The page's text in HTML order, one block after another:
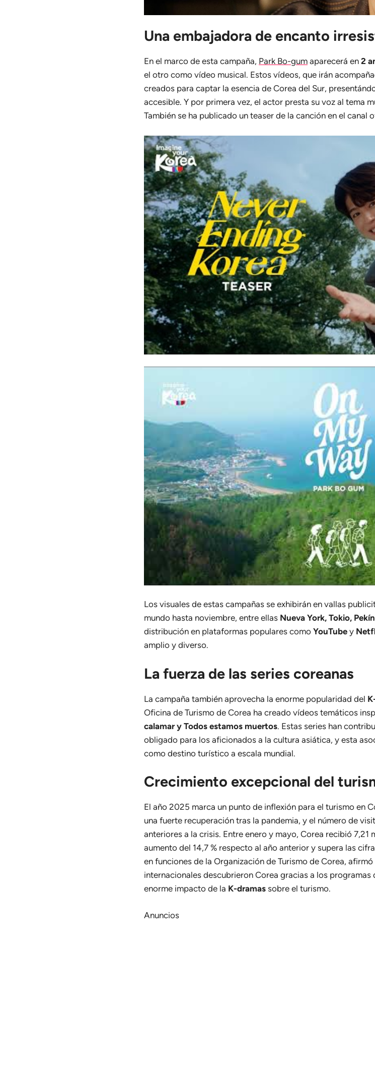
Una embajadora de encanto
En el marco de esta campaña, Park Bo-gum aparecerá en 2
el otro como vídeo musical. Estos vídeos, que irán
creados para captar la esencia de Corea del Sur,
accesible. Y por primera vez, el actor presta su voz al tema
También se ha publicado un teaser de la canción en el canal
Los visuales de estas campañas se exhibirán en vallas
mundo hasta noviembre, entre ellas Nueva York, Tokio,
distribución en plataformas populares como YouTube y
amplio y diverso.
La fuerza de las series coreanas
La campaña también aprovecha la enorme popularidad del
Oficina de Turismo de Corea ha creado vídeos temáticos
calamar y Todos estamos muertos. Estas series han
obligado para los aficionados a la cultura asiática, y esta
como destino turístico a escala mundial.
Crecimiento excepcional del
El año 2025 marca un punto de inflexión para el turismo en
una fuerte recuperación tras la pandemia, y el número de
anteriores a la crisis. Entre enero y mayo, Corea recibió 7,21
aumento del 14,7 % respecto al año anterior y supera las
en funciones de la Organización de Turismo de Corea, afirmó
internacionales descubrieron Corea gracias a los
enorme impacto de la K-dramas sobre el turismo.
Anuncios